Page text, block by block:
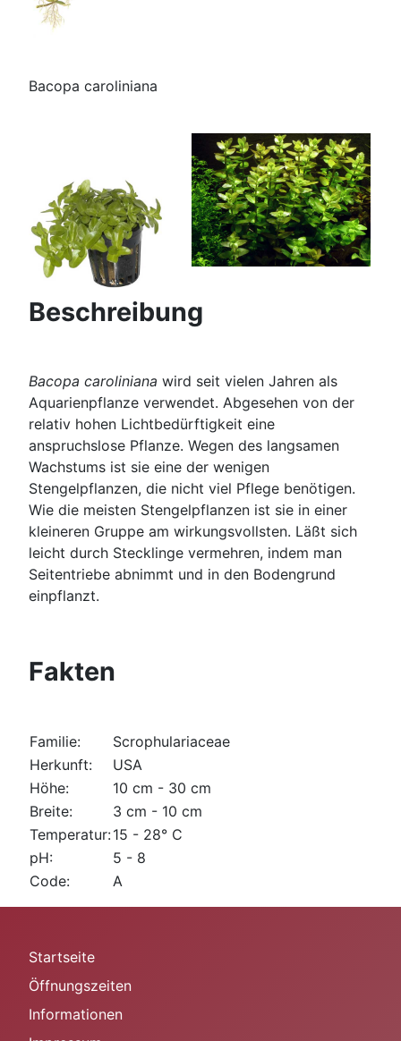
Bacopa caroliniana
Beschreibung
Bacopa caroliniana wird seit vielen Jahren als
Aquarienpflanze verwendet. Abgesehen von der
relativ hohen Lichtbedürftigkeit eine
anspruchslose Pflanze. Wegen des langsamen
Wachstums ist sie eine der wenigen
Stengelpflanzen, die nicht viel Pflege benötigen.
Wie die meisten Stengelpflanzen ist sie in einer
kleineren Gruppe am wirkungsvollsten. Läßt sich
leicht durch Stecklinge vermehren, indem man
Seitentriebe abnimmt und in den Bodengrund
einpflanzt.
Fakten
Familie:
Scrophulariaceae
Herkunft:
USA
Höhe:
10 cm - 30 cm
Breite:
3 cm - 10 cm
Temperatur:15 - 28° C
pH:
5 - 8
Code:
A
Startseite
Öffnungszeiten
Informationen